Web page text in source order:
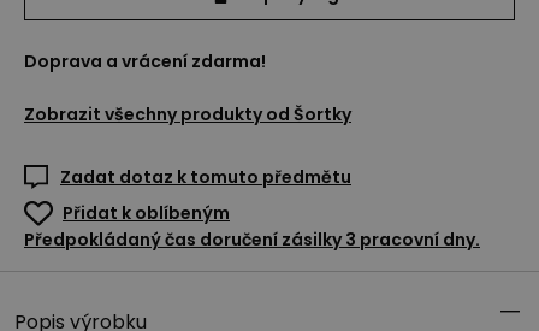
Doprava a vrácení zdarma!
Zobrazit všechny produkty od Šortky
Zadat dotaz k tomuto předmětu
Přidat k oblíbeným
Předpokládaný čas doručení zásilky 3 pracovní dny.
Popis výrobku